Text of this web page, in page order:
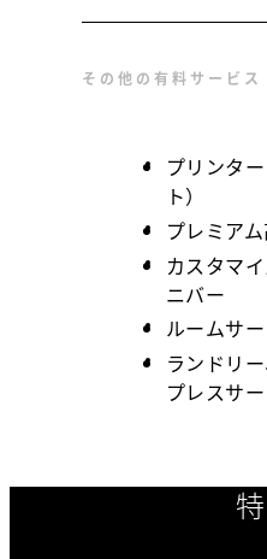
その他の有料サービス
プリンタ
ト）
プレミア
カスタマ
ニバー
ルームサー
ランドリ
プレスサ